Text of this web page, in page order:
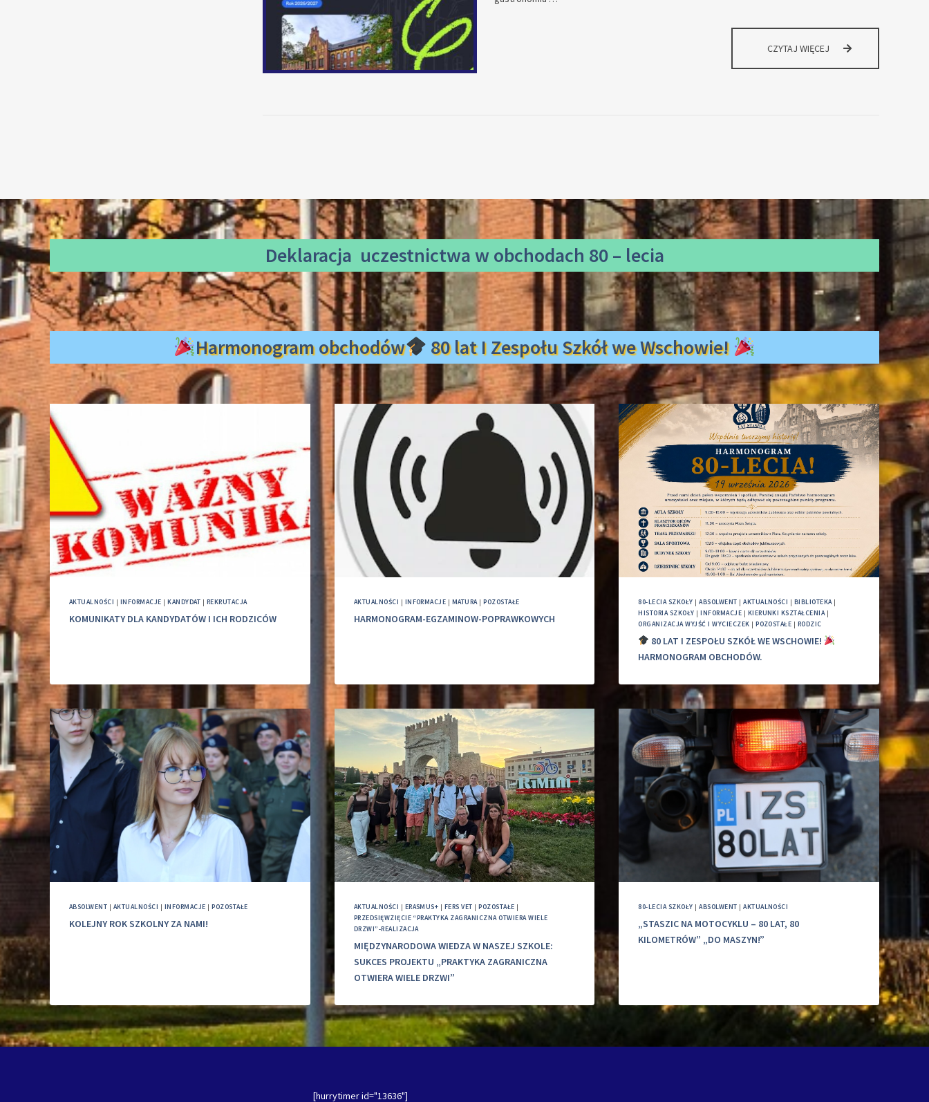
CZYTAJ WIĘCEJ TWOJA
Deklaracja uczestnictwaw obchodach 80 – lecia
Harmonogram obchodów 80 lat I Zespołu Szkół we Wschowie!
AKTUALNOŚCI | INFORMACJE |KANDYDAT | REKRUTACJA
KOMUNIKATY DLA KANDYDATÓW I ICH RODZICÓW
AKTUALNOŚCI | INFORMACJE | MATURA|POZOSTAŁE
HARMONOGRAM-EGZAMINOW-POPRAWKOWYCH
80-LECIA SZKOŁY |ABSOLWENT |AKTUALNOŚCI | BIBLIOTEKA|
HISTORIA SZKOŁY |INFORMACJE | KIERUNKI KSZTAŁCENIA|
ORGANIZACJA WYJŚĆ I WYCIECZEK |POZOSTAŁE | RODZIC
80 LAT I ZESPOŁU SZKÓŁ WE WSCHOWIE!
HARMONOGRAM OBCHODÓW.
ABSOLWENT | AKTUALNOŚCI | INFORMACJE |POZOSTAŁE
KOLEJNY ROK SZKOLNY ZA NAMI!
AKTUALNOŚCI | ERASMUS+ | FERS VET |POZOSTAŁE |
PRZEDSIĘWZIĘCIE “PRAKTYKA ZAGRANICZNA OTWIERA WIELE
DRZWI”-REALIZACJA
MIĘDZYNARODOWA WIEDZA W NASZEJ SZKOLE:
SUKCES PROJEKTU „PRAKTYKA ZAGRANICZNA
OTWIERA WIELE DRZWI”
80-LECIA SZKOŁY |ABSOLWENT |AKTUALNOŚCI
„STASZIC NA MOTOCYKLU – 80 LAT, 80
KILOMETRÓW” „DO MASZYN!”
[hurrytimer id="13636"]